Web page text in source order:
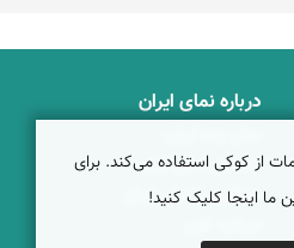
درباره نمای ایران
راهنمای نمای ایران
همکاری با نمای ایران
از کوکی استفاده می‌کند. برای
ما اینجا کلیک کنید!